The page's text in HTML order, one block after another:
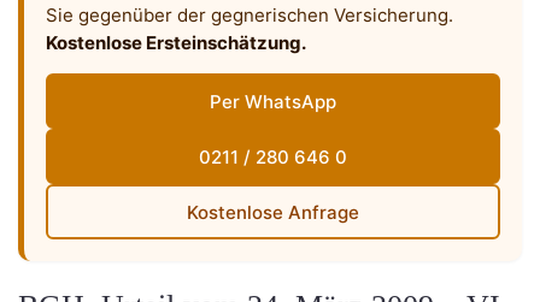
Sie gegenüber der gegnerischen Versicherung.
Kostenlose Ersteinschätzung.
Per WhatsApp
0211 / 280 646 0
Kostenlose Anfrage